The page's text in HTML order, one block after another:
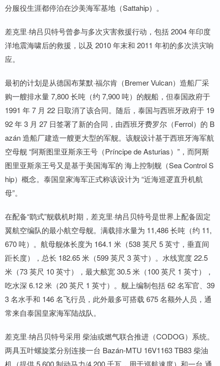
分服役生涯都停泊在沙美海军基地（Sattahip）。
差克里·纳吕贝特号曾参与多次灾害救援行动，包括 2004 年印度
洋地震海啸后的救援，以及 2010 年末和 2011 年初的多次洪灾响
应。
最初的计划是从德国布莱默·福尔肯（Bremer Vulcan）造船厂采
购一艘排水量 7,800 长吨（约 7,900 吨）的舰船，但泰国政府于
1991 年 7 月 22 日取消了该合同。随后，泰国与西班牙政府于 19
92 年 3 月 27 日签署了新的合同，由西班牙费罗尔（Ferrol）的 B
azán 造船厂建造一艘更大型的军舰。该舰设计基于西班牙海军航
空母舰 “阿斯图里亚斯亲王号（Príncipe de Asturias）”，而阿斯
图里亚斯亲王号又是基于美国海军的 海上控制舰（Sea Control S
hip）概念。泰国皇家海军正式称该设计为 “近海巡逻直升机航
母”。
在配备“鹞式”舰载机时期，差克里·纳吕贝特号是世界上配备固定
翼航空编队的最小航空母舰。满载排水量为 11,486 长吨（约 11,
670 吨）。航母舰体长度为 164.1 米（538 英尺 5 英寸，垂直间
距长度），总长 182.65 米（599 英尺 3 英寸）。水线宽度 22.5
米（73 英尺 10 英寸），最大舷宽 30.5 米（100 英尺 1 英寸），
吃水深 6.12 米（20 英尺 1 英寸）。舰上编制包括 62 名军官、39
3 名水手和 146 名飞行员，此外最多可搭载 675 名额外人员，通
常来自泰国皇家海军陆战队。
差克里·纳吕贝特号采用 柴油或燃气联合推进（CODOG）系统。
两具五叶螺旋桨分别连接一台 Bazán-MTU 16V1163 TB83 柴油